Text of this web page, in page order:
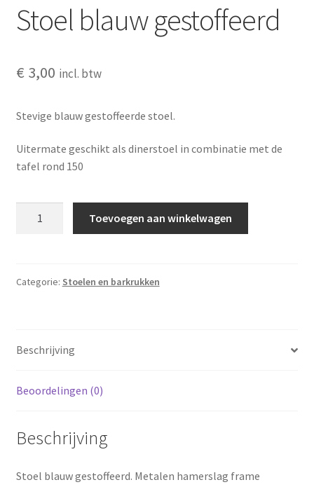
Stoel blauw gestoffeerd
€ 3,00 incl. btw
Stevige blauw gestoffeerde stoel.
Uitermate geschikt als dinerstoel in combinatie met de
tafel rond 150
Toevoegen aan winkelwagen
Categorie: Stoelen en barkrukken
Beschrijving
Beoordelingen (0)
Beschrijving
Stoel blauw gestoffeerd. Metalen hamerslag frame